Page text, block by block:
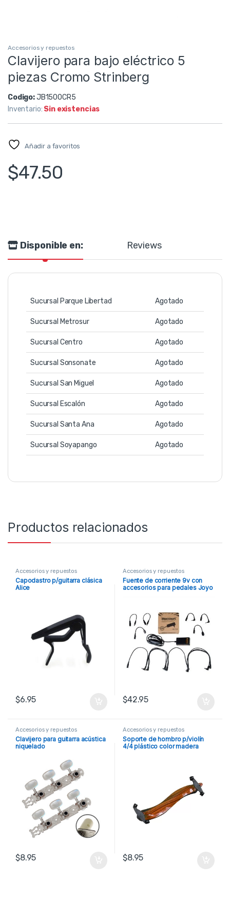
Accesorios y repuestos
Clavijero para bajo eléctrico 5
piezas Cromo Strinberg
Codigo:JB1500CR5
Inventario: Sin existencias
Añadir a favoritos
$47.50
Disponible en: Reviews
Sucursal Parque Libertad Agotado
Sucursal Metrosur Agotado
Sucursal Centro Agotado
Sucursal Sonsonate Agotado
Sucursal San Miguel Agotado
Sucursal Escalón Agotado
Sucursal Santa Ana Agotado
Sucursal Soyapango Agotado
Productos relacionados
Accesorios y repuestos
Capodastro p/guitarra clásica
Alice
$6.95
Accesorios y repuestos
Fuente de corriente 9v con
accesorios para pedales Joyo
$42.95
Accesorios y repuestos
Clavijero para guitarra acústica
niquelado
$8.95
Accesorios y repuestos
Soporte de hombro p/violín
4/4 plástico color madera
$8.95